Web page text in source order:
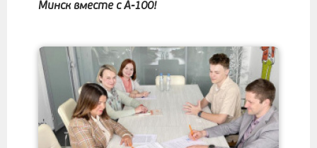
Минск вместе с А-100!